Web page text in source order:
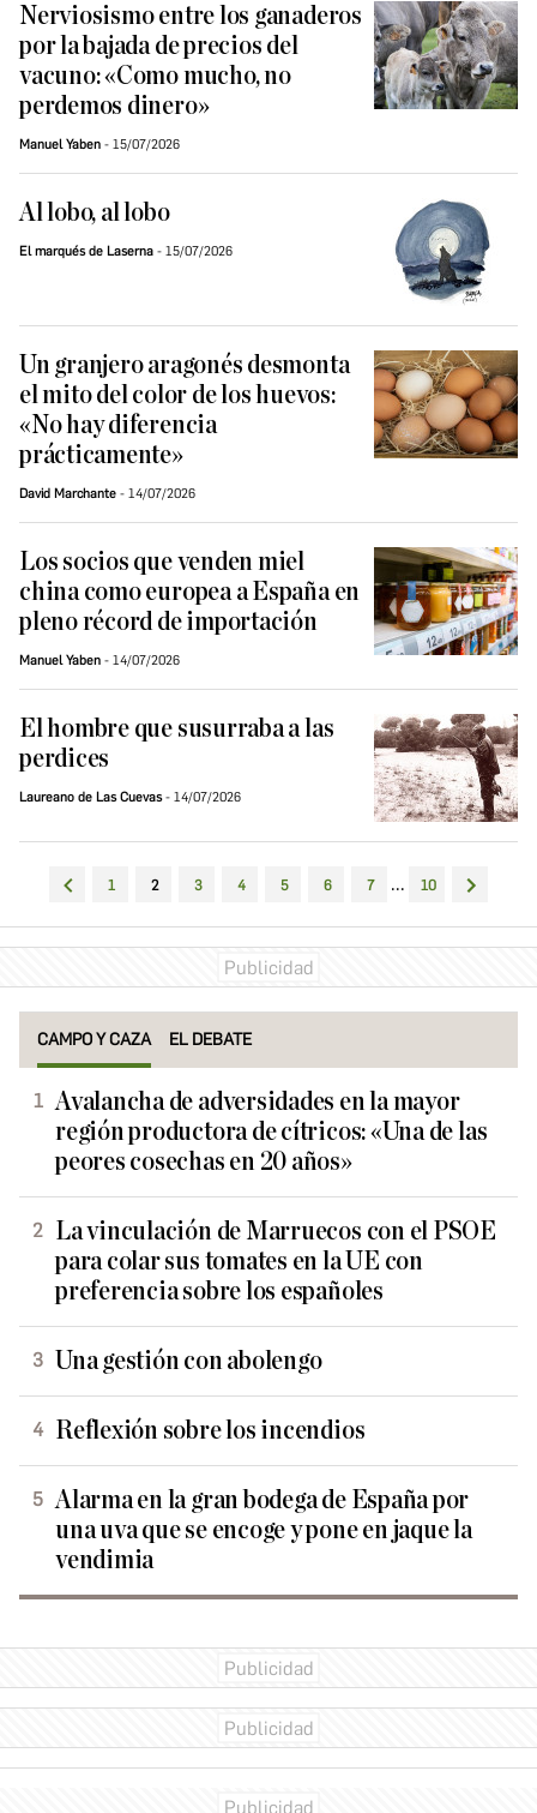
Nerviosismo entre los ganaderos
por la bajada de precios del
vacuno: «Como mucho, no
perdemos dinero»
Manuel Yaben 15/07/2026
Al lobo, al lobo
El marqués de Laserna 15/07/2026
Un granjero aragonés desmonta
el mito del color de los huevos:
«No hay diferencia
prácticamente»
David Marchante 14/07/2026
Los socios que venden miel
china como europea a España en
pleno récord de importación
Manuel Yaben 14/07/2026
El hombre que susurraba a las
perdices
Laureano de Las Cuevas 14/07/2026
1 2 3 4 5 6 7 ... 10
CAMPO Y CAZA EL DEBATE
Avalancha de adversidades en la mayor
región productora de cítricos: «Una de las
peores cosechas en 20 años»
La vinculación de Marruecos con el PSOE
para colar sus tomates en la UE con
preferencia sobre los españoles
Una gestión con abolengo
Reflexión sobre los incendios
Alarma en la gran bodega de España por
una uva que se encoge y pone en jaque la
vendimia